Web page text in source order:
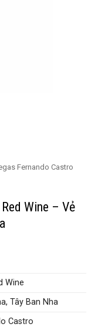
Fernando Castro
Wine – Vẻ
Wine
Tây Ban Nha
Castro